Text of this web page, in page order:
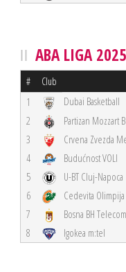
ABA LIGA
# Club
1 Dubai Basketball
2
Partizan Mozzart
3
Crvena Zvezda
4
Budućnost VOLI
5
U-BT Cluj-Napoca
6
Cedevita Olimpija
7
Bosna BH Telecom
8
Igokea m:tel